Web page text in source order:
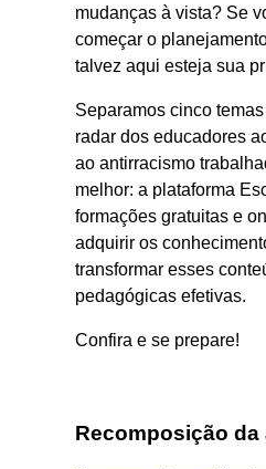
mudanças à vista? Se
começar o
talvez aqui esteja sua
Separamos cinco
radar dos educadores
ao antirracismo
melhor: a plataforma
formações gratuitas e
adquirir os
transformar esses
pedagógicas efetivas.
Confira e se prepare!
Recomposição da